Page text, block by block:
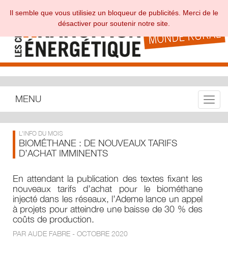
MENU
L'INFO DU MOIS
BIOMÉTHANE : DE NOUVEAUX TARIFS
D’ACHAT IMMINENTS
En attendant la publication des textes fixant les
nouveaux tarifs d’achat pour le biométhane
injecté dans les réseaux, l’Ademe lance un appel
à projets pour atteindre une baisse de 30 % des
coûts de production.
PAR AUDE FABRE - OCTOBRE 2020
Il semble que vous utilisiez un bloqueur de publicités. Merci de le
désactiver pour soutenir notre site.